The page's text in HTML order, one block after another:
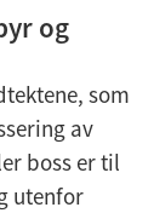
og
som
av
boss er til
utenfor